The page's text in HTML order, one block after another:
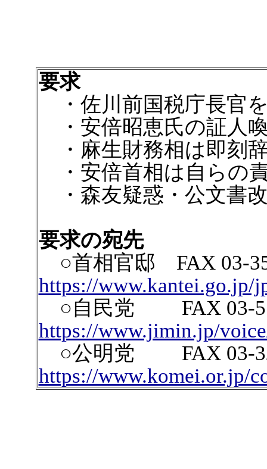
要求
・佐川前国税庁長官
・安倍昭恵氏の証人
・麻生財務相は即刻
・安倍首相は自らの
・森友疑惑・公文書
要求の宛先
○首相官邸 FAX
https://www.kantei.go.jp/
○自民党 FAX 03-
https://www.jimin.jp/
○公明党 FAX 03-
https://www.komei.or.jp/